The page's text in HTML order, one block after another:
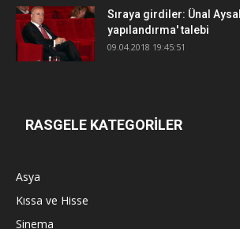
Sıraya girdiler: Ünal
yapılandırma' talebi
09.04.2018 19:45:51
RASGELE KATEGORİLER
Asya
Kıssa ve Hisse
Sinema